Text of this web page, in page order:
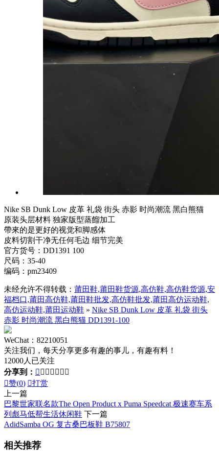
Nike SB Dunk Low 皮革 礼袋 街头 赤影 时尚潮流 黑白熊猫
原装头层材料 独家版型蒸餾加工
帶來的是更好的视觉和脚感体
皮料切割干净无任何毛边 细节完美
官方货号：DD1391 100
尺码：35-40
编码：pm23409
未经允许不得转载： 莆田鞋,莆田鞋货源,高仿鞋,高仿鞋货源,安
福档口,莆田高仿鞋,莆田鞋批发,高仿鞋批发,莆田高仿运动鞋,
高仿运动鞋,莆田运动鞋 » Nike SB Dunk Low 皮革 礼袋 街头
赤影 时尚潮流 黑白熊猫 DD1391-100
WeChat：82210051
关注我们，每天分享更多有趣的事儿，有趣有料！
12000人已关注
分享到：       
赞(0) 打赏
上一篇
巴黎世家联名款The Open Product x Puma Speedcat 极速赛车系
列彪马低帮生活休闲鞋 下一篇
AdidSamba OG 复古桑巴板鞋 B75807
相关推荐